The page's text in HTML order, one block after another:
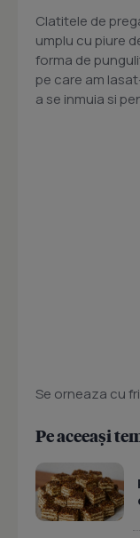
Clatitele de
umplu cu piure
forma de
pe care am
a se inmuia si
Se orneaza cu
Pe aceeași